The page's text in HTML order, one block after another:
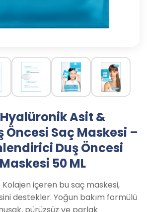
Asit &
Öncesi Saç Maskesi –
Duş Öncesi
50 ML
içeren bu saç maskesi,
destekler. Yoğun bakım formülü